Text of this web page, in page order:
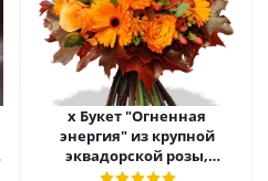
х Букет "Огненная
энергия" из крупной
эквадорской розы,
гиперикума и гермини.